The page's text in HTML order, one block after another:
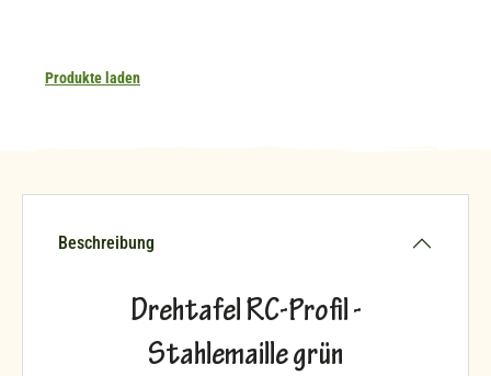
Produkte laden
Beschreibung
Drehtafel RC-Profil -
Stahlemaille grün